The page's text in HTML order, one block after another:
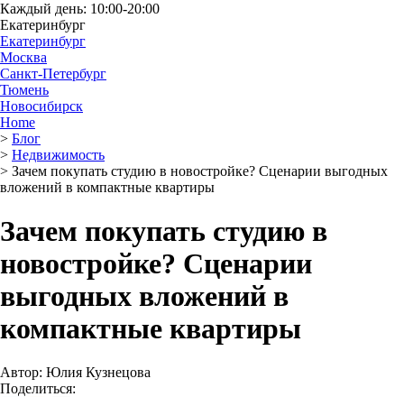
Каждый день: 10:00-20:00
Екатеринбург
Екатеринбург
Москва
Санкт-Петербург
Тюмень
Новосибирск
Home
> Блог
> Недвижимость
> Зачем покупать студию в новостройке? Сценарии выгодных
вложений в компактные квартиры
Зачем покупать студию в
новостройке? Сценарии
выгодных вложений в
компактные квартиры
Автор: Юлия Кузнецова
Поделиться: